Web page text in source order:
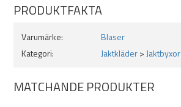
Håll borta från eld
PRODUKTFAKTA
Varumärke:
Blaser
Kategori:
Jaktkläder>Jaktbyxor
MATCHANDE PRODUKTER